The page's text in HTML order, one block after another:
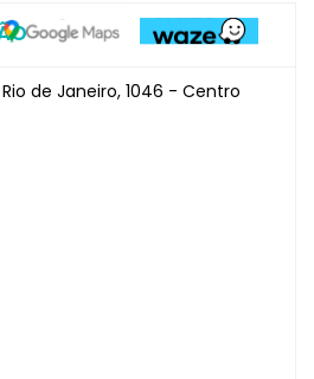
de Janeiro, 1046 - Centro